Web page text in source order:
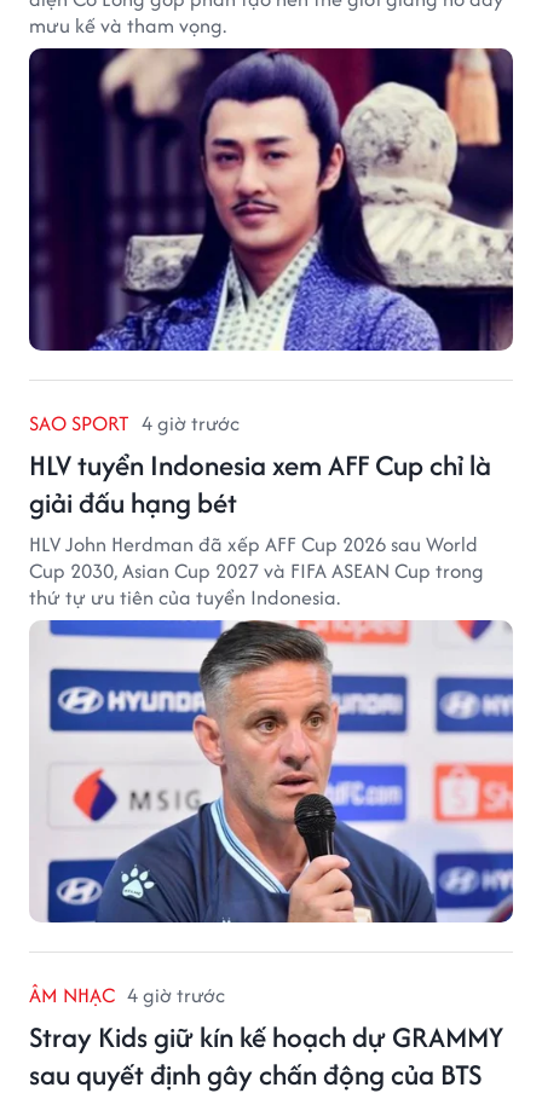
mưu kế và tham vọng.
SAO SPORT 4 giờ trước
HLV tuyển Indonesia xem AFF Cup chỉ là
giải đấu hạng bét
HLV John Herdman đã xếp AFF Cup 2026 sau World
Cup 2030, Asian Cup 2027 và FIFA ASEAN Cup trong
thứ tự ưu tiên của tuyển Indonesia.
ÂM NHẠC 4 giờ trước
Stray Kids giữ kín kế hoạch dự GRAMMY
sau quyết định gây chấn động của BTS